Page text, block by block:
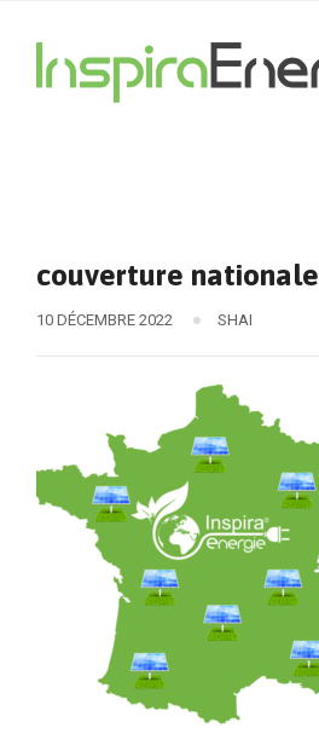
couverture nationale
10 DÉCEMBRE 2022 SHAI